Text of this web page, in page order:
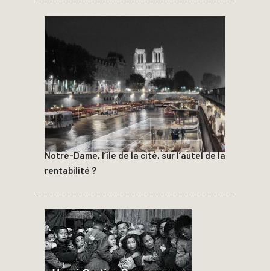
Notre-Dame, l’île de la cité, sur l’autel de la
rentabilité ?